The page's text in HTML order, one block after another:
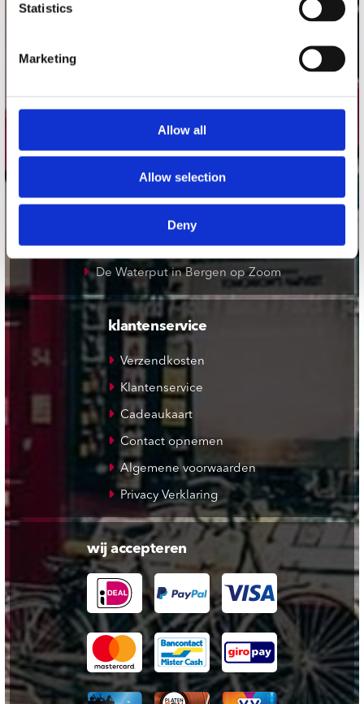
Statistics
Marketing
Allow all
Allow selection
Deny
Plato Utrecht
Plato Rotterdam
Plato Apeldoorn / Mansion 24
De Waterput in Bergen op Zoom
klantenservice
Verzendkosten
Klantenservice
Cadeaukaart
Contact opnemen
Algemene voorwaarden
Privacy Verklaring
wij accepteren